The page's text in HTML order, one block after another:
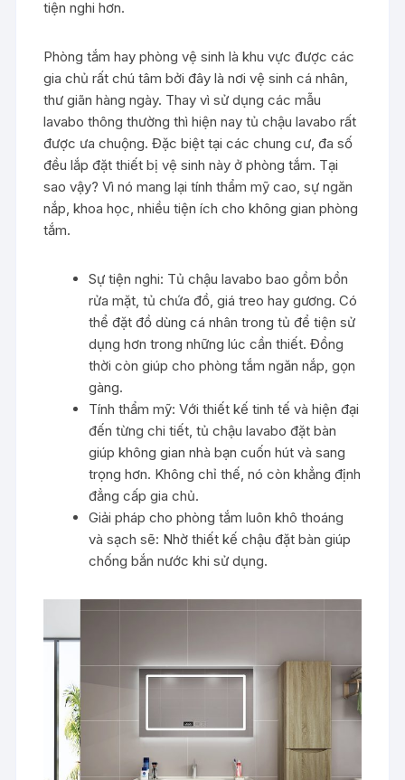
tiện nghi hơn.
Phòng tắm hay phòng vệ sinh là khu vực được các
gia chủ rất chú tâm bởi đây là nơi vệ sinh cá nhân,
thư giãn hàng ngày. Thay vì sử dụng các mẫu
lavabo thông thường thì hiện nay tủ chậu lavabo rất
được ưa chuộng. Đặc biệt tại các chung cư, đa số
đều lắp đặt thiết bị vệ sinh này ở phòng tắm. Tại
sao vậy? Vì nó mang lại tính thẩm mỹ cao, sự ngăn
nắp, khoa học, nhiều tiện ích cho không gian phòng
tắm.
Sự tiện nghi: Tủ chậu lavabo bao gồm bồn
rửa mặt, tủ chứa đồ, giá treo hay gương. Có
thể đặt đồ dùng cá nhân trong tủ để tiện sử
dụng hơn trong những lúc cần thiết. Đồng
thời còn giúp cho phòng tắm ngăn nắp, gọn
gàng.
Tính thẩm mỹ: Với thiết kế tinh tế và hiện đại
đến từng chi tiết, tủ chậu lavabo đặt bàn
giúp không gian nhà bạn cuốn hút và sang
trọng hơn. Không chỉ thế, nó còn khẳng định
đẳng cấp gia chủ.
Giải pháp cho phòng tắm luôn khô thoáng
và sạch sẽ: Nhờ thiết kế chậu đặt bàn giúp
chống bắn nước khi sử dụng.